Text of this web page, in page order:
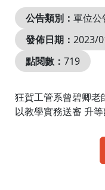
公告類別： 單位公
發佈日期： 2023/
點閱數： 719
狂賀工管系曾碧卿老
以教學實務送審 升